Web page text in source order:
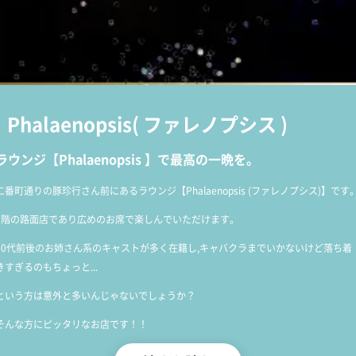
Phalaenopsis( ファレノプシス )
ウンジ【Phalaenopsis 】で最高の一晩を。
番町通りの豚珍行さん前にあるラウンジ【Phalaenopsis (ファレノプシス)】です
の路面店であり広めのお席で楽しんでいただけます。
代前後のお姉さん系のキャストが多く在籍し,キャバクラまでいかないけど落ち着
すぎるのもちょっと...
いう方は意外と多いんじゃないでしょうか？
んな方にピッタリなお店です！！
ウンターでお一人でも,10名前後の団体様でも様々なシーンでご利用いただけます